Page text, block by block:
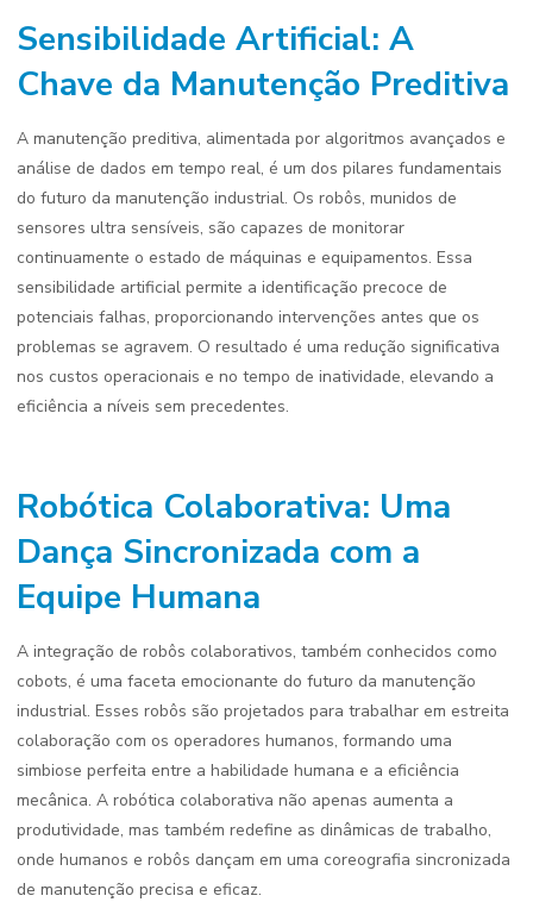
Sensibilidade Artificial: A
Chave da Manutenção Preditiva
A manutenção preditiva, alimentada por algoritmos avançados e
análise de dados em tempo real, é um dos pilares fundamentais
do futuro da manutenção industrial. Os robôs, munidos de
sensores ultra sensíveis, são capazes de monitorar
continuamente o estado de máquinas e equipamentos. Essa
sensibilidade artificial permite a identificação precoce de
potenciais falhas, proporcionando intervenções antes que os
problemas se agravem. O resultado é uma redução significativa
nos custos operacionais e no tempo de inatividade, elevando a
eficiência a níveis sem precedentes.
Robótica Colaborativa: Uma
Dança Sincronizada com a
Equipe Humana
A integração de robôs colaborativos, também conhecidos como
cobots, é uma faceta emocionante do futuro da manutenção
industrial. Esses robôs são projetados para trabalhar em estreita
colaboração com os operadores humanos, formando uma
simbiose perfeita entre a habilidade humana e a eficiência
mecânica. A robótica colaborativa não apenas aumenta a
produtividade, mas também redefine as dinâmicas de trabalho,
onde humanos e robôs dançam em uma coreografia sincronizada
de manutenção precisa e eficaz.